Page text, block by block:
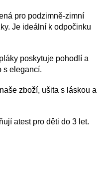
pro podzimně-zimní
Je ideální k odpočinku
poskytuje pohodlí a
s elegancí.
zboží, ušita s láskou a
atest pro děti do 3 let.